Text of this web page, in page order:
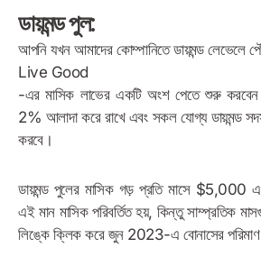
ডায়মন্ড পুল:
আপনি যখন আমাদের কোম্পানিতে ডায়মন্ড লেভেলে
Live Good
-এর মাসিক লাভের একটি অংশ পেতে শুরু
2% আলাদা করে রাখে এবং সকল যোগ্য ডায়মন্ড
করবে।
ডায়মন্ড পুলের মাসিক গড় প্রতি মাসে
এই মান মাসিক পরিবর্তিত হয়, কিন্তু সাম্প্রতিক
লিঙ্কে ক্লিক করে জুন 2023-এ বোনাসের